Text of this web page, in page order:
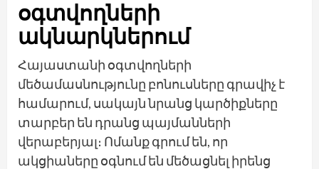
օգտվողների
ակնարկներում
Հայաստանի օգտվողների
մեծամասնությունը բոնուսները գրավիչ է
համարում, սակայն նրանց կարծիքները
տարբեր են դրանց պայմանների
վերաբերյալ։ Ոմանք գրում են, որ
ակցիաները օգնում են մեծացնել իրենց